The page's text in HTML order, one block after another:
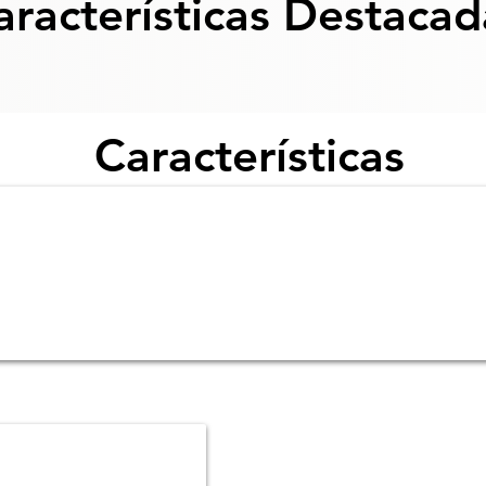
Características